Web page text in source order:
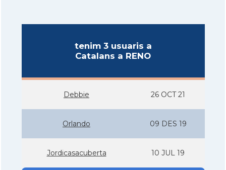
tenim 3 usuaris a
Catalans a RENO
Debbie 26 OCT 21
Orlando 09 DES 19
Jordicasacuberta 10 JUL 19